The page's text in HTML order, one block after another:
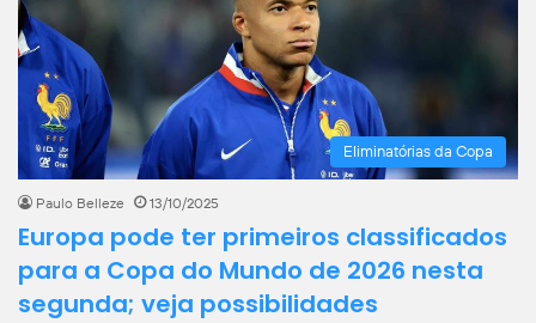
Eliminatórias da Copa
Paulo Belleze 13/10/2025
Europa pode ter primeiros classificados
para a Copa do Mundo de 2026 nesta
segunda; veja possibilidades